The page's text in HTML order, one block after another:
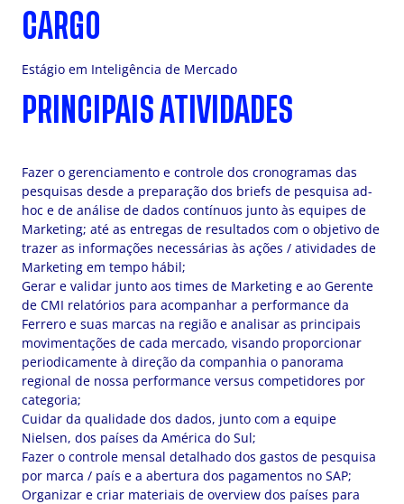
CARGO
Estágio em Inteligência de Mercado
PRINCIPAIS ATIVIDADES
Fazer o gerenciamento e controle dos cronogramas das
pesquisas desde a preparação dos briefs de pesquisa ad-
hoc e de análise de dados contínuos junto às equipes de
Marketing; até as entregas de resultados com o objetivo de
trazer as informações necessárias às ações / atividades de
Marketing em tempo hábil;
Gerar e validar junto aos times de Marketing e ao Gerente
de CMI relatórios para acompanhar a performance da
Ferrero e suas marcas na região e analisar as principais
movimentações de cada mercado, visando proporcionar
periodicamente à direção da companhia o panorama
regional de nossa performance versus competidores por
categoria;
Cuidar da qualidade dos dados, junto com a equipe
Nielsen, dos países da América do Sul;
Fazer o controle mensal detalhado dos gastos de pesquisa
por marca / país e a abertura dos pagamentos no SAP;
Organizar e criar materiais de overview dos países para